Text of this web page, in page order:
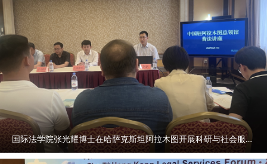
国际法学院张光耀博士在哈萨克斯坦阿拉木图开展科研与社会服务活动